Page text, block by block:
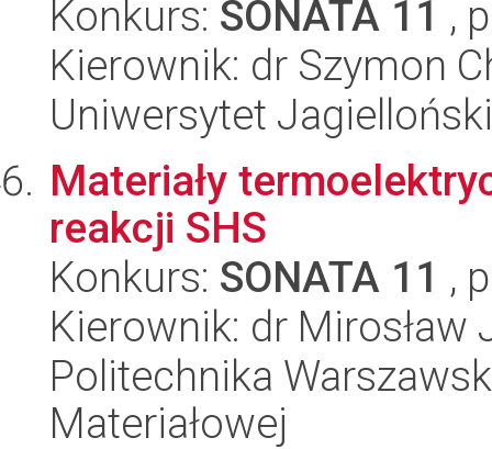
Konkurs: SONATA 11 ,
Kierownik: dr Szymon
Uniwersytet
Materiały
reakcji SHS
Konkurs: SONATA 11 ,
Kierownik: dr Mirosław
Politechnika
Materiałowej